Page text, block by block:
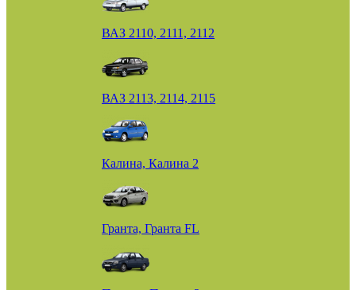
ВАЗ 2110, 2111, 2112
ВАЗ 2113, 2114, 2115
Калина, Калина 2
Гранта, Гранта FL